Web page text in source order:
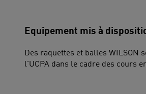
Equipement mis à
Des raquettes et balles WILSON
l'UCPA dans le cadre des cours